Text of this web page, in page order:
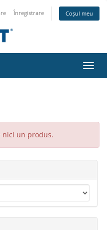
Înregistrare Coșul meu
nici un produs.